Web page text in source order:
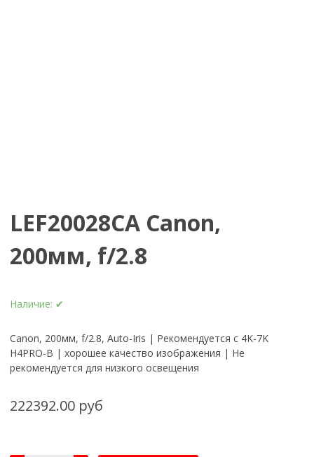
LEF20028CA Canon,
200мм, f/2.8
Наличие: ✔
Canon, 200мм, f/2.8, Auto-Iris | Рекомендуется с 4K-7K
H4PRO-B | хорошее качество изображения | Не
рекомендуется для низкого освещения
222392.00 руб